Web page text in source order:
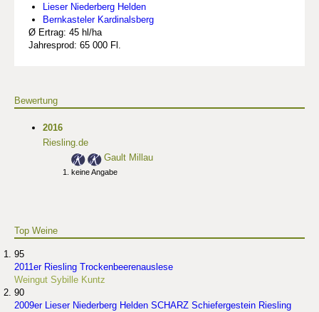
Lieser Niederberg Helden
Bernkasteler Kardinalsberg
Ø Ertrag: 45 hl/ha
Jahresprod: 65 000 Fl.
Bewertung
2016
Riesling.de
Gault Millau
keine Angabe
Top Weine
95
2011er Riesling Trockenbeerenauslese
Weingut Sybille Kuntz
90
2009er Lieser Niederberg Helden SCHARZ Schiefergestein Riesling